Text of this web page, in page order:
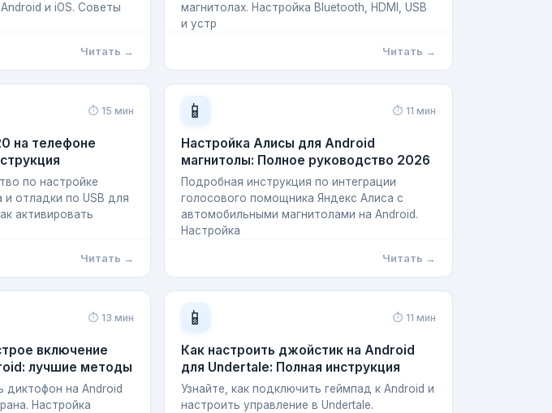
и iOS. Советы
Читать →
магнитолах. Настройка Bluetooth, HDMI, USB
и устр
Читать →
⏱ 15 мин
на телефоне
по настройке
отладки по USB для
активировать
Читать →
📱 ⏱ 11 мин
Настройка Алисы для Android
магнитолы: Полное руководство 2026
Подробная инструкция по интеграции
голосового помощника Яндекс Алиса с
автомобильными магнитолами на Android.
Настройка
Читать →
⏱ 13 мин
включение
лучшие методы
диктофон на Android
Настройка
📱 ⏱ 11 мин
Как настроить джойстик на Android
для Undertale: Полная инструкция
Узнайте, как подключить геймпад к Android и
настроить управление в Undertale.